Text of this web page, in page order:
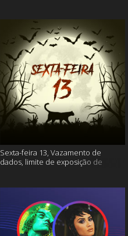
Sexta-feira 13, Vazamento de
dados, limite de exposição de